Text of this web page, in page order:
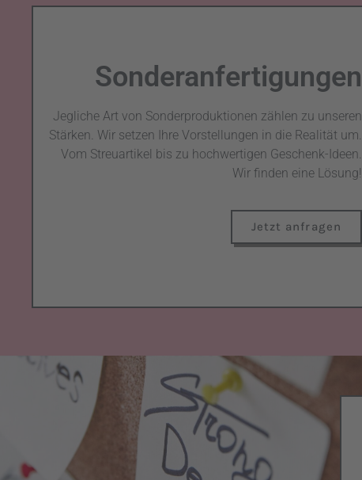
Sonderanfertigungen
Jegliche Art von Sonderproduktionen zählen zu unseren
Stärken. Wir setzen Ihre Vorstellungen in die Realität um.
Vom Streuartikel bis zu hochwertigen Geschenk-Ideen.
Wir finden eine Lösung!
Jetzt anfragen